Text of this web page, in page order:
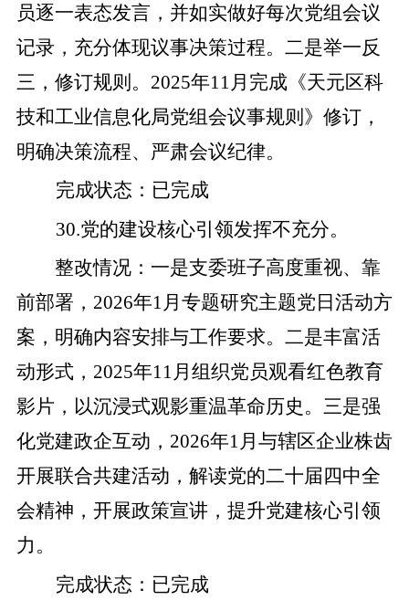
员逐一表态发言，并如实做好每次党组会议
记录，充分体现议事决策过程。 二是举一反
三，修订规则。 2025年11 月完成《天元区科
技和工业信息化局党组会议事规则》修订，
明确决策流程、严肃会议纪律。
完成状态 ： 已完成
30.党的建设核心引领发挥不充分。
整改情况： 一是支委班子高度重视、靠
前部署， 2026年1月专题研究主题党日活动方
案，明确内容安排与工作要求。 二是丰富活
动形式， 2025年11月组织党员观看红色教育
影片，以沉浸式观影重温革命历史。 三是强
化党建政企互动， 2026年1月与辖区企业株齿
开展联合共建活动，解读党的二十届四中全
会精神， 开展政策宣讲，提升党建核心引领
力。
完成状态 ： 已完成